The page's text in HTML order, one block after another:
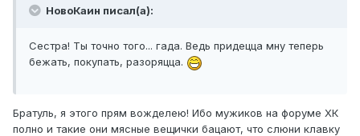
НовоКаин писал(а):
Сестра! Ты точно того... гада. Ведь придецца мну теперь
бежать, покупать, разоряцца.
Братуль, я этого прям вожделею! Ибо мужиков на форуме ХК
полно и такие они мясные вещички бацают, что слюни клавку